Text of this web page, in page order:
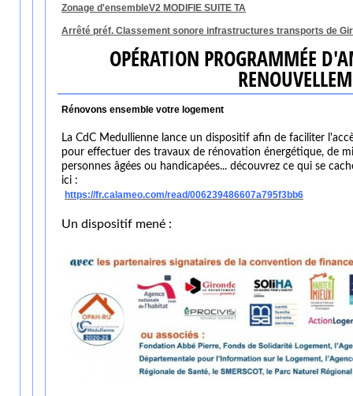
Zonage d'ensembleV2 MODIFIE SUITE TA
Arrêté préf. Classement sonore infrastructures transports de
OPÉRATION PROGRAMMÉE
Rénovons ensemble votre logement
La CdC Medullienne lance un dispositif afin de faciliter
pour effectuer des travaux de rénovation énergétique, de
personnes âgées ou handicapées... découvrez ce qui se
ici :
https://fr.calameo.com/read/006239486607a795f3bb6
Un dispositif mené :